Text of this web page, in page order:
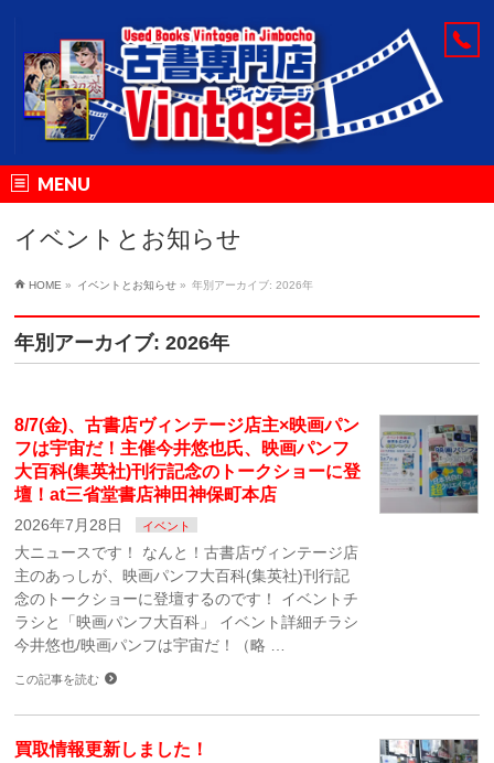
MENU
イベントとお知らせ
HOME » イベントとお知らせ » 年別アーカイブ: 2026年
年別アーカイブ: 2026年
8/7(金)、古書店ヴィンテージ店主×映画パン
フは宇宙だ！主催今井悠也氏、映画パンフ
大百科(集英社)刊行記念のトークショーに登
壇！at三省堂書店神田神保町本店
2026年7月28日 イベント
大ニュースです！ なんと！古書店ヴィンテージ店
主のあっしが、映画パンフ大百科(集英社)刊行記
念のトークショーに登壇するのです！ イベントチ
ラシと「映画パンフ大百科」 イベント詳細チラシ
今井悠也/映画パンフは宇宙だ！（略 …
この記事を読む
買取情報更新しました！